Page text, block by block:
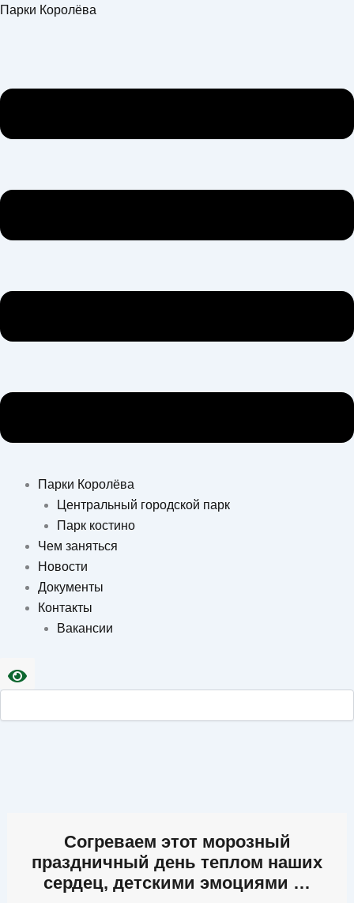
Перейти
Парки Королёва
Меню
Парки Королёва
Центральный городской парк
Парк костино
Чем заняться
Новости
Документы
Контакты
Вакансии
Согреваем этот морозный
праздничный день теплом наших
сердец, детскими эмоциями …